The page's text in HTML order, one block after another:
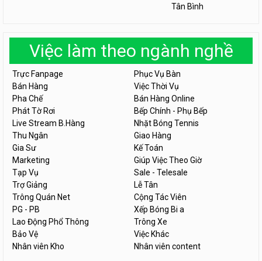
Tân Bình
Việc làm theo ngành nghề
Trực Fanpage
Phục Vụ Bàn
Bán Hàng
Việc Thời Vụ
Pha Chế
Bán Hàng Online
Phát Tờ Rơi
Bếp Chính - Phụ Bếp
Live Stream B.Hàng
Nhặt Bóng Tennis
Thu Ngân
Giao Hàng
Gia Sư
Kế Toán
Marketing
Giúp Việc Theo Giờ
Tạp Vụ
Sale - Telesale
Trợ Giảng
Lễ Tân
Trông Quán Net
Cộng Tác Viên
PG - PB
Xếp Bóng Bi a
Lao Động Phổ Thông
Trông Xe
Bảo Vệ
Việc Khác
Nhân viên Kho
Nhân viên content